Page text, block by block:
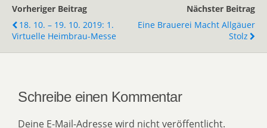
Vorheriger Beitrag
18. 10. – 19. 10. 2019: 1.
Virtuelle Heimbrau-Messe
Nächster Beitrag
Eine Brauerei Macht Allgäuer
Stolz
Schreibe einen Kommentar
Deine E-Mail-Adresse wird nicht veröffentlicht.